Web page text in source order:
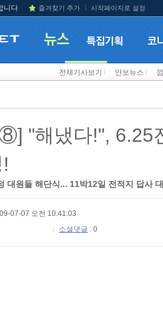
니다 즐겨찾기 추가 시작페이지로 설정
전체기사보기 안보뉴스
"해냈다!", 6.25
대원들 해단식... 11박12일 전적지 답사
07-07 오전 10:41:03
소셜댓글 : 0